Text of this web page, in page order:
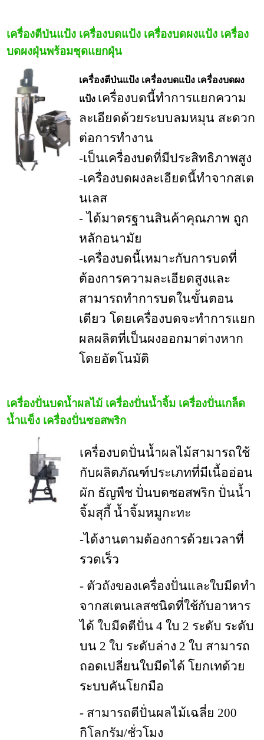
เครื่องตีป่นแป้ง เครื่องบดแป้ง เครื่องบดผงแป้ง เครื่อง
บดผงฝุ่นพร้อมชุดแยกฝุ่น
เครื่องตีป่นแป้ง เครื่องบดแป้ง เครื่องบดผง
แป้ง เครื่องบดนี้ทำการแยกความ
ละเอียดด้วยระบบลมหมุน สะดวก
ต่อการทำงาน
-เป็นเครื่องบดที่มีประสิทธิภาพสูง
-เครื่องบดผงละเอียดนี้ทำจากสเต
นเลส
- ได้มาตรฐานสินค้าคุณภาพ ถูก
หลักอนามัย
-เครื่องบดนี้เหมาะกับการบดที่
ต้องการความละเอียดสูงและ
สามารถทำการบดในขั้นตอน
เดียว โดยเครื่องบดจะทำการแยก
ผลผลิตที่เป็นผงออกมาต่างหาก
โดยอัตโนมัติ
เครื่องปั่นบดน้ำผลไม้ เครื่องปั่นน้ำจิ้ม เครื่องปั่นเกล็ด
น้ำแข็ง เครื่องปั่นซอสพริก
เครื่องบดปั่นน้ำผลไม้สามารถใช้
กับผลิตภัณฑ์ประเภทที่มีเนื้ออ่อน
ผัก ธัญพืช ปั่นบดซอสพริก ปั่นน้ำ
จิ้มสุกี้ น้ำจิ้มหมูกะทะ
-ได้งานตามต้องการด้วยเวลาที่
รวดเร็ว
- ตัวถังของเครื่องปั่นและใบมีดทำ
จากสเตนเลสชนิดที่ใช้กับอาหาร
ได้ ใบมีดตีปั่น 4 ใบ 2 ระดับ ระดับ
บน 2 ใบ ระดับล่าง 2 ใบ สามารถ
ถอดเปลี่ยนใบมีดได้ โยกเทด้วย
ระบบคันโยกมือ
- สามารถตีปั่นผลไม้เฉลี่ย 200
กิโลกรัม/ชั่วโมง